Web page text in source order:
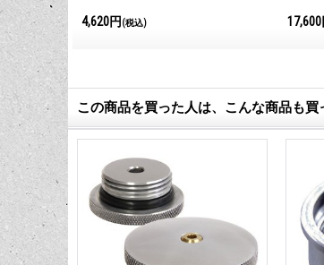
4,620円 (税込) 17,600
この商品を買った人は、こんな商品も買